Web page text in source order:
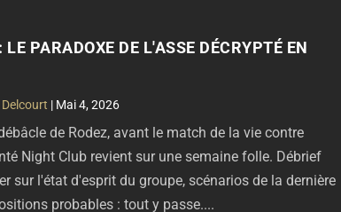
PARADOXE DE L'ASSE DÉCRYPTÉ EN
| Mai 4, 2026
de Rodez, avant le match de la vie contre
Night Club revient sur une semaine folle. Débrief
sur l'état d'esprit du groupe, scénarios de la dernière
probables : tout y passe....